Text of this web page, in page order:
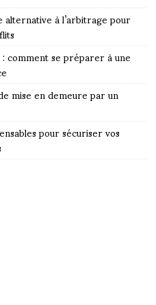
à l’arbitrage pour
comment se préparer à une
mise en demeure par un
pour sécuriser vos